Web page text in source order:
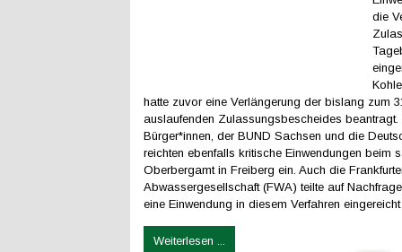
die
hatte zuvor eine Verlängerung der bislang zum
auslaufenden Zulassungsbescheides beantragt.
Bürger*innen, der BUND Sachsen und die
reichten ebenfalls kritische Einwendungen beim
Oberbergamt in Freiberg ein. Auch die
Abwassergesellschaft (FWA) teilte auf
eine Einwendung in diesem Verfahren
Weiterlesen ...